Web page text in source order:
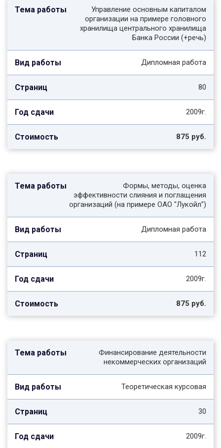
Управление основным капиталом
организации на примере головного
хранилища центрального хранилища
Банка России (+речь)
Дипломная работа
80
2009г.
875 руб.
Формы, методы, оценка
эффективности слияния и поглащения
организаций (на примере ОАО "Лукойл")
Дипломная работа
112
2009г.
875 руб.
Финансирование деятельности
некоммерческих организаций
Теоретическая курсовая
30
2009г.